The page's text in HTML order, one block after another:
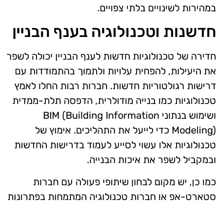
במהירות לשינויים בלתי צפויים.
חדשנות וטכנולוגיה בענף הבניין
חדירה של טכנולוגיות חדשות לענף הבניין יכולה לשפר
את היעילות, להפחית עלויות ולתמוך בהתמודדות עם
דרישות רגולטוריות חדשות. חברות רבות החלו לאמץ
טכנולוגיות כמו בנייה מודולרית, הדפסה תלת-ממדית
ושימוש בנתוני BIM (Building Information
Modeling) כדי לייעל את התהליכים. אימוץ של
טכנולוגיות אלו עשוי לסייע לעמוד בדרישות החדשות
ובמקביל לשפר את איכות הבנייה.
כמו כן, יש מקום לבחון שיתופי פעולה עם חברות
סטארט-אפ או חברות טכנולוגיה המתמחות בפתרונות